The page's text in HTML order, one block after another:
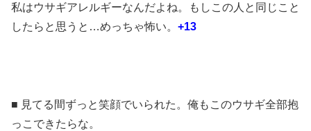
私はウサギアレルギーなんだよね。もしこの人と同じこと
したらと思うと…めっちゃ怖い。 +13
■ 見てる間ずっと笑顔でいられた。俺もこのウサギ全部抱
っこできたらな。